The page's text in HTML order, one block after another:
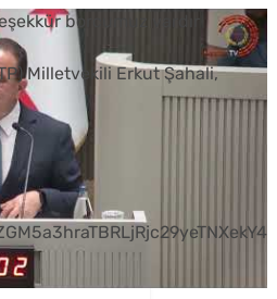
borcumuz vardır
Milletvekili Erkut Şahali,